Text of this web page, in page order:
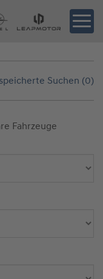
Suchen (0)
Fahrzeuge